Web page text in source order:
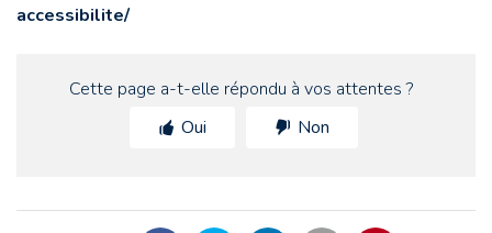
accessibilite/
Cette page a-t-elle répondu à vos attentes ?
Oui
Non